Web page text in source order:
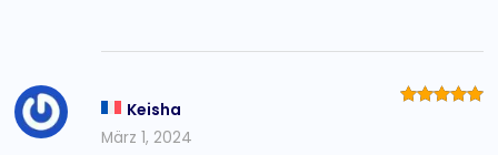
Keisha
März 1, 2024